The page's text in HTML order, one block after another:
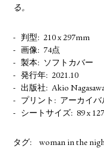
る。
判型
210 x 297mm
画像
74点
製本
ソフトカバー
発行年
2021.10
出版社
Akio
プリント
アーカイバ
シートサイズ
89 x
タグ: woman in the